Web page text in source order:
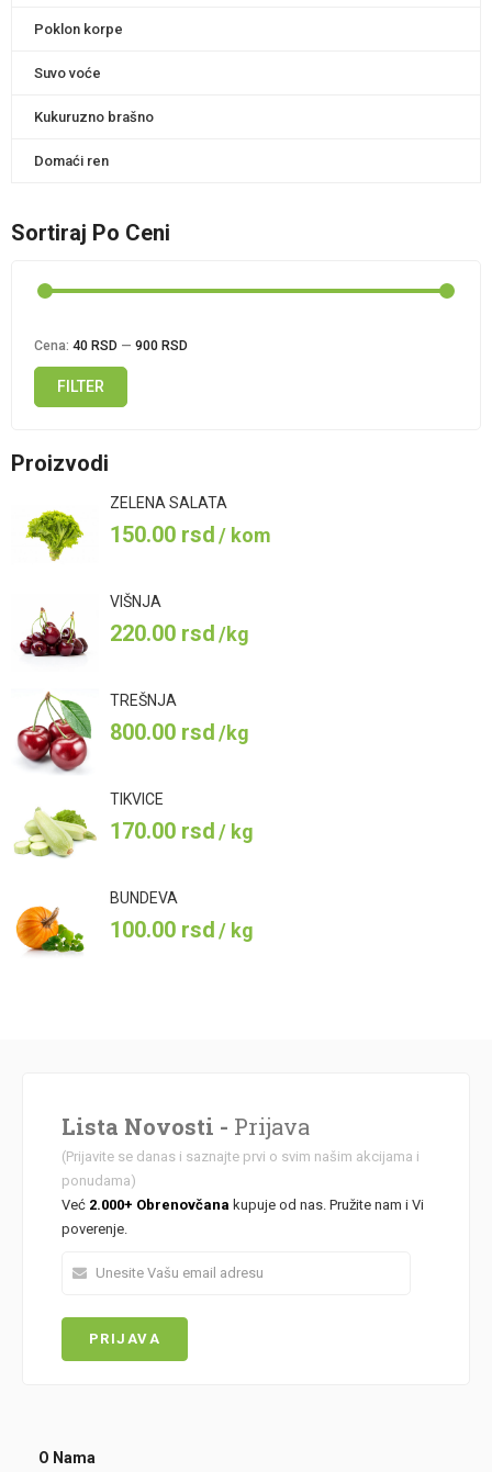
Poklon korpe
Suvo voće
Kukuruzno brašno
Domaći ren
Sortiraj Po Ceni
cena
cena
FILTER
Cena: 40 RSD — 900 RSD
Proizvodi
ZELENA SALATA
150.00 rsd/ kom
VIŠNJA
220.00 rsd/kg
TREŠNJA
800.00 rsd/kg
TIKVICE
170.00 rsd/ kg
BUNDEVA
100.00 rsd/ kg
Lista Novosti - Prijava
(Prijavite se danas i saznajte prvi o svim našim akcijama i
ponudama)
Već 2.000+ Obrenovčana kupuje od nas. Pružite nam i Vi
poverenje.
O Nama